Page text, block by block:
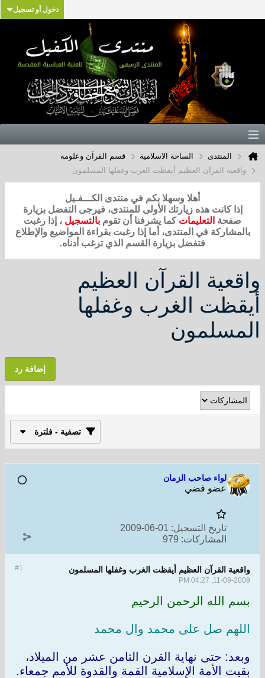
دخول أو تسجيل
المنتدى الساحة الاسلامية
قسم القرآن وعلومه
واقعية القرآن العظيم أيقظت الغرب وغفلها المسلمون
أهلا وسهلا بكم في منتدى الكـــفـيل
إذا كانت هذه زيارتك الأولى للمنتدى، فيرجى التفضل بزيارة
صفحة التعليمات كما يشرفنا أن تقوم بالتسجيل ، إذا رغبت
بالمشاركة في المنتدى، أما إذا رغبت بقراءة المواضيع والإطلاع
فتفضل بزيارة القسم الذي ترغب أدناه.
واقعية القرآن العظيم
أيقظت الغرب وغفلها
المسلمون
إضافة رد
تصفية - فلترة
لواء صاحب الزمان
عضو فضي
تاريخ التسجيل: 01-06-2009
المشاركات: 979
#1 واقعية القرآن العظيم أيقظت الغرب وغفلها المسلمون
11-09-2009, 04:27 PM
بسم الله الرحمن الرحيم
اللهم صل على محمد وال محمد
وبعد: حتى نهاية القرن الثامن عشر من الميلاد،
بقيت الأمة الإسلامية القمة والقدوة للأمم جمعاء.